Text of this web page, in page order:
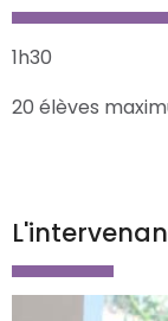
1h30
20 élèves